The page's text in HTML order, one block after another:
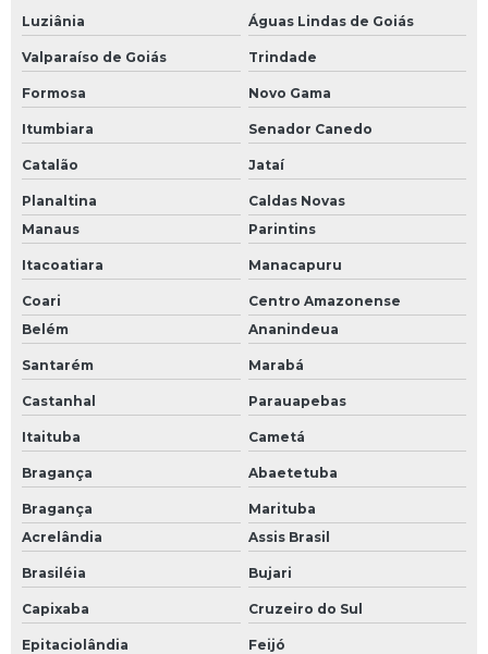
Luziânia Águas Lindas de Goiás
Valparaíso de Goiás Trindade
Formosa Novo Gama
Itumbiara Senador Canedo
Catalão Jataí
Planaltina
Caldas Novas
Manaus
Parintins
Itacoatiara Manacapuru
Coari
Centro Amazonense
Belém
Ananindeua
Santarém Marabá
Castanhal Parauapebas
Itaituba Cametá
Bragança Abaetetuba
Bragança
Marituba
Acrelândia
Assis Brasil
Brasiléia Bujari
Capixaba Cruzeiro do Sul
Epitaciolândia Feijó